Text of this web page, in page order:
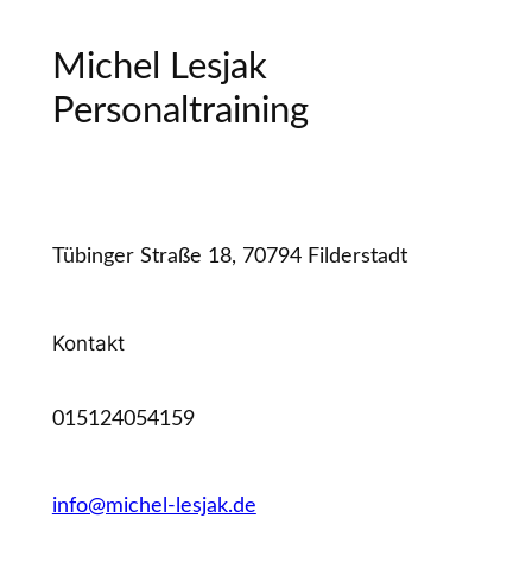
Michel Lesjak
Personaltraining
Tübinger Straße 18, 70794 Filderstadt
Kontakt
015124054159
info@michel-lesjak.de